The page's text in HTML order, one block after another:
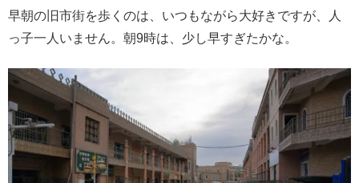
早朝の旧市街を歩くのは、いつもながら大好きですが、人
っ子一人いません。朝9時は、少し早すぎたかな。